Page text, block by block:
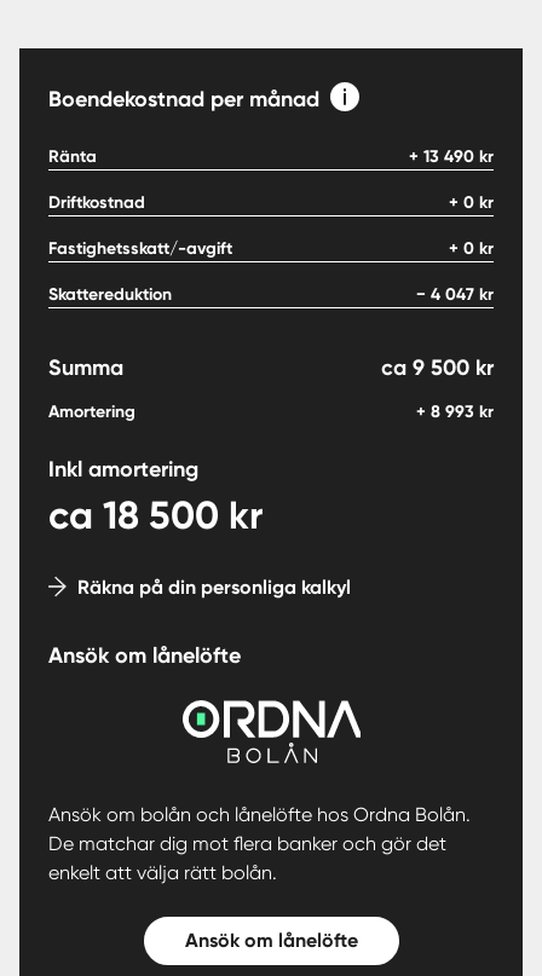
Boendekostnad per månad
Ränta + 13 490 kr
Driftkostnad + 0 kr
Fastighetsskatt/-avgift + 0 kr
Skattereduktion − 4 047 kr
Summa ca 9 500 kr
Amortering + 8 993 kr
Inkl amortering
ca 18 500 kr
Räkna på din personliga kalkyl
Ansök om lånelöfte
Ansök om bolån och lånelöfte hos Ordna Bolån.
De matchar dig mot flera banker och gör det
enkelt att välja rätt bolån.
Ansök om lånelöfte